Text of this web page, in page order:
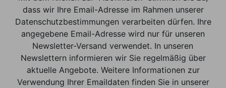
dass wir Ihre Email-Adresse im Rahmen unserer
Datenschutzbestimmungen verarbeiten dürfen. Ihre
angegebene Email-Adresse wird nur für unseren
Newsletter-Versand verwendet. In unseren
Newslettern informieren wir Sie regelmäßig über
aktuelle Angebote. Weitere Informationen zur
Verwendung Ihrer Emaildaten finden Sie in unserer